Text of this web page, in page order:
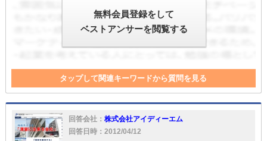
無料会員登録をして
ベストアンサーを閲覧する
タップして関連キーワードから質問を見る
管理 契約解除
回答会社： 株式会社アイディーエム
回答日時：2012/04/12